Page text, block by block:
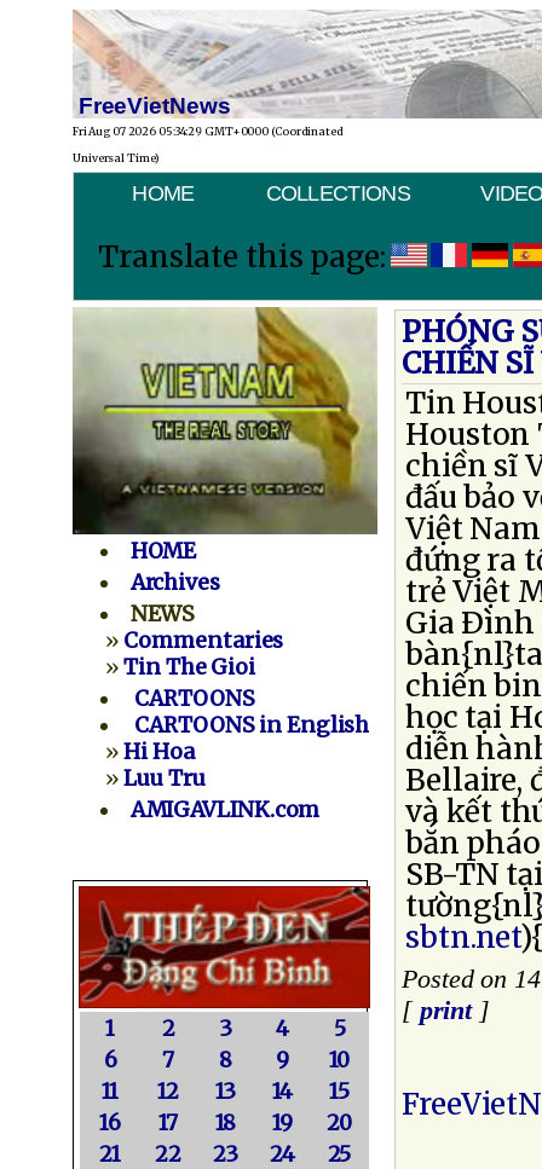
FreeVietNews
Fri Aug 07 2026 05:34:29 GMT+0000 (Coordinated
Universal Time)
HOME COLLECTIONS
Translate this page:
HOME
Archives
NEWS
» Commentaries
»Tin The Gioi
CARTOONS
CARTOONS in English
»Hi Hoa
»Luu Tru
AMIGAVLINK.com
1 2 3 4
5
6
7 8 9
10
11
12 13 14
15
16
17 18 19
20
21
22 23 24
25
PHÓNG
CHIẾN
Tin
Houston
chiền sĩ
đấu bảo
Việt
đứng ra
trẻ Việt
Gia Ðình
chiến
học tại
diễn
Bellaire,
và kết
bắn
SB-TN
sbtn.net
Posted on
[ print]